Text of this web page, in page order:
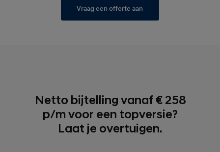
Vraag een offerte aan
Netto bijtelling vanaf € 258
p/m voor een topversie?
Laat je overtuigen.